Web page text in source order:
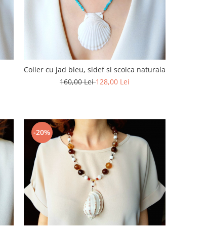
Colier cu jad bleu, sidef si scoica naturala
160,00 Lei128,00 Lei
-20%